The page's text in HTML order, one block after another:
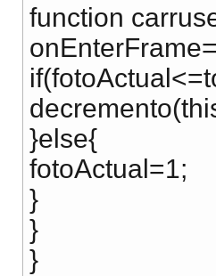
function
}else{
fotoActual=1;
}
}
}